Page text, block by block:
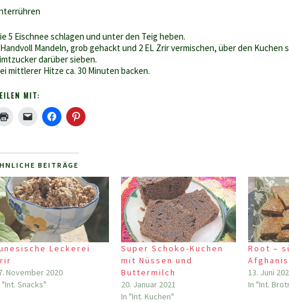
5 Eischnee schlagen und unter den Teig heben.
Mandeln, grob gehackt und 2 EL Zrir vermischen, über den Kuchen
darüber sieben.
mittlerer Hitze ca. 30 Minuten backen.
MIT:
BEITRÄGE
Leckerei
November 2020
"Int. Snacks"
Super Schoko-Kuchen
mit Nüssen und
Buttermilch
20. Januar 2021
In "Int. Kuchen"
Root –
13. Juni
In "Int.